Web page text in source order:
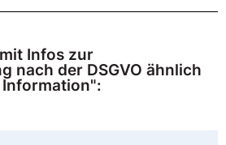
Infos zur
nach der DSGVO ähnlich